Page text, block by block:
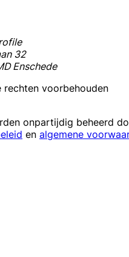
32
Enschede
voorbehouden
onpartijdig beheerd
en algemene